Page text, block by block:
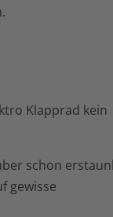
Klapprad kein
schon
gewisse